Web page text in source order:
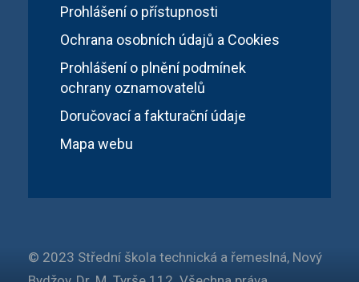
Prohlášení o přístupnosti
Ochrana osobních údajů a Cookies
Prohlášení o plnění podmínek
ochrany oznamovatelů
Doručovací a fakturační údaje
Mapa webu
© 2023 Střední škola technická a řemeslná, Nový